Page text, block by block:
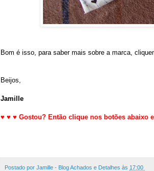
Bom é isso, para saber mais sobre a marca,
Beijos,
Jamille
♥ ♥ ♥ Gostou? Então clique nos botões abaixo
Postado por Jamille - Blog Achados e Detalhes às 17:00